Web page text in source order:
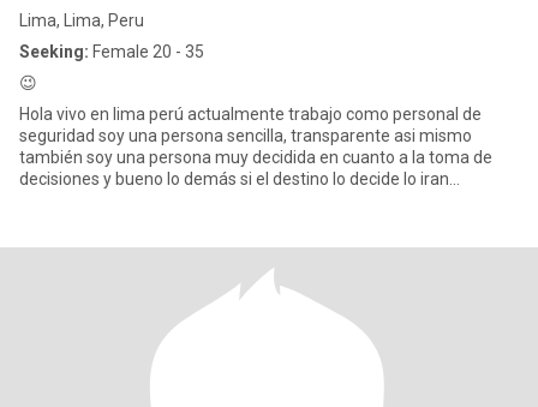
Lima, Lima, Peru
Seeking: Female 20 - 35
😉
Hola vivo en lima perú actualmente trabajo como personal de
seguridad soy una persona sencilla, transparente asi mismo
también soy una persona muy decidida en cuanto a la toma de
decisiones y bueno lo demás si el destino lo decide lo iran